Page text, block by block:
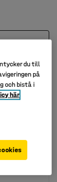
du till
på
och bistå i
här